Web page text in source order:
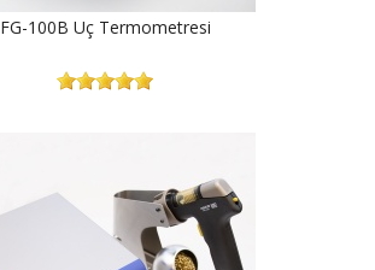
FG-100B Uç Termometresi